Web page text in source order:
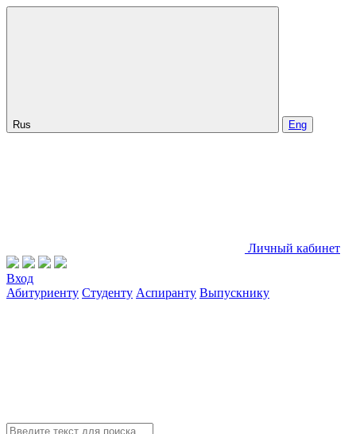
Rus Eng
Личный кабинет
Вход
Абитуриенту Студенту Аспиранту Выпускнику